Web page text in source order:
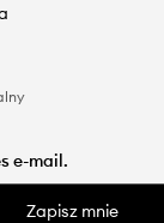
Zapisz mnie